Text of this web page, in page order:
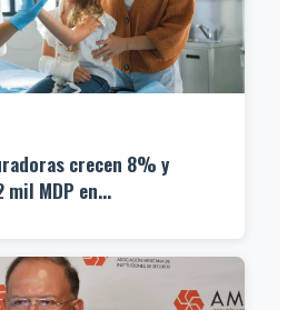
crecen 8% y
MDP en...